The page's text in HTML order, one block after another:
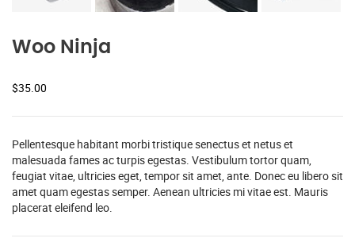
Woo Ninja
$35.00
Pellentesque habitant morbi tristique senectus et netus et
malesuada fames ac turpis egestas. Vestibulum tortor quam,
feugiat vitae, ultricies eget, tempor sit amet, ante. Donec eu libero sit
amet quam egestas semper. Aenean ultricies mi vitae est. Mauris
placerat eleifend leo.